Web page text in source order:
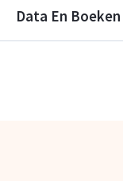
Data En Boeken